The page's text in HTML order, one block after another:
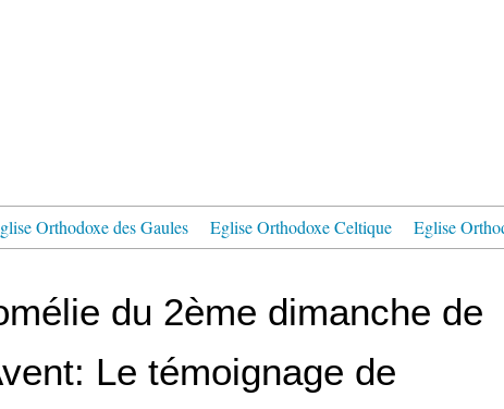
Orthodoxe des Gaules Eglise Orthodoxe Celtique Eglise
du 2ème dimanche de
Le témoignage de